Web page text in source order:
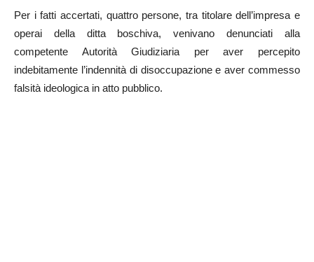
Per i fatti accertati, quattro persone, tra titolare dell’impresa e
operai della ditta boschiva, venivano denunciati alla
competente Autorità Giudiziaria per aver percepito
indebitamente l’indennità di disoccupazione e aver commesso
falsità ideologica in atto pubblico.